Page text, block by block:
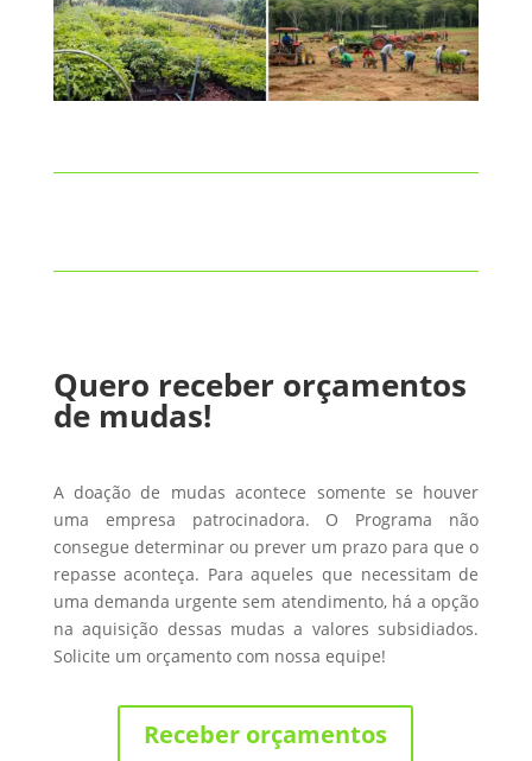
Quero receber orçamentos
de mudas!
A doação de mudas acontece somente se houver
uma empresa patrocinadora. O Programa não
consegue determinar ou prever um prazo para que o
repasse aconteça. Para aqueles que necessitam de
uma demanda urgente sem atendimento, há a opção
na aquisição dessas mudas a valores subsidiados.
Solicite um orçamento com nossa equipe!
Receber orçamentos